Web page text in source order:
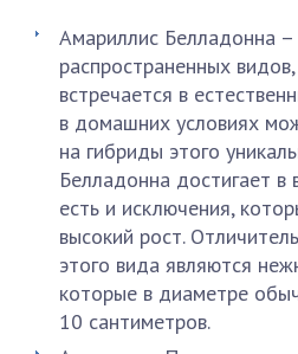
Амариллис Белладонна
распространенных
встречается в
в домашних условиях
на гибриды этого
Белладонна достигает
есть и исключения,
высокий рост.
этого вида являются
которые в диаметре
10 сантиметров.